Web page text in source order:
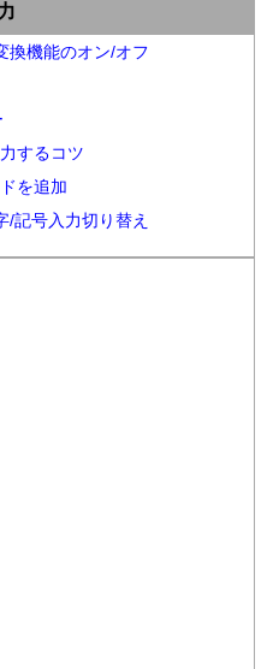
換機能のオン/オフ
するコツ
を追加
/記号入力切り替え